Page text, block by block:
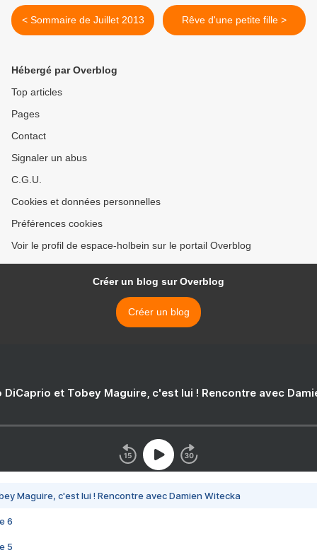
< Sommaire de Juillet 2013 Rêve d'une petite fille >
Hébergé par Overblog
Top articles
Pages
Contact
Signaler un abus
C.G.U.
Cookies et données personnelles
Préférences cookies
Voir le profil de espace-holbein sur le portail Overblog
Créer un blog sur Overblog
Créer un blog
DiCaprio et Tobey Maguire, c'est lui ! Rencontre avec
Maguire, c'est lui ! Rencontre avec Damien Witecka
6
5